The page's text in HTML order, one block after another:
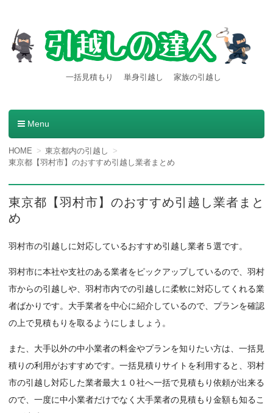
【引越しの達人】東京都内発
引越し料金一括見積もりサービスを利用すると引越し料金
一括見積もり 単身引越し 家族の引越し
Menu
コンテンツへ移動
HOME
東京都内の引越し
東京都【羽村市】のおすすめ引越し業者まとめ
東京都【羽村市】のおすすめ引越し業者まと
め
羽村市の引越しに対応しているおすすめ引越し業者５選です。
羽村市に本社や支社のある業者をピックアップしているので、羽村
市からの引越しや、羽村市内での引越しに柔軟に対応してくれる業
者ばかりです。大手業者を中心に紹介しているので、プランを確認
の上で見積もりを取るようにしましょう。
また、大手以外の中小業者の料金やプランを知りたい方は、一括見
積りの利用がおすすめです。一括見積りサイトを利用すると、羽村
市の引越し対応した業者最大１０社へ一括で見積もり依頼が出来る
ので、一度に中小業者だけでなく大手業者の見積もり金額も知るこ